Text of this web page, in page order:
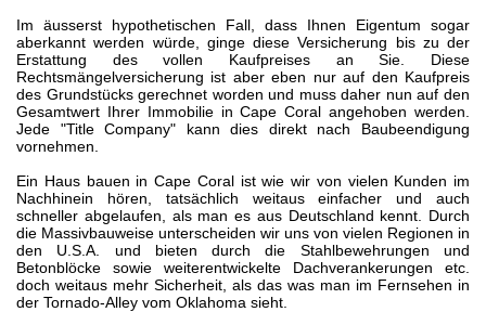
Im äusserst hypothetischen Fall, dass Ihnen Eigentum sogar
aberkannt werden würde, ginge diese Versicherung bis zu der
Erstattung des vollen Kaufpreises an Sie. Diese
Rechtsmängelversicherung ist aber eben nur auf den Kaufpreis
des Grundstücks gerechnet worden und muss daher nun auf den
Gesamtwert Ihrer Immobilie in Cape Coral angehoben werden.
Jede "Title Company" kann dies direkt nach Baubeendigung
vornehmen.
Ein Haus bauen in Cape Coral ist wie wir von vielen Kunden im
Nachhinein hören, tatsächlich weitaus einfacher und auch
schneller abgelaufen, als man es aus Deutschland kennt. Durch
die Massivbauweise unterscheiden wir uns von vielen Regionen in
den U.S.A. und bieten durch die Stahlbewehrungen und
Betonblöcke sowie weiterentwickelte Dachverankerungen etc.
doch weitaus mehr Sicherheit, als das was man im Fernsehen in
der Tornado-Alley vom Oklahoma sieht.